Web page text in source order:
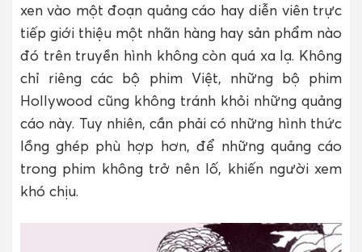
xen vào một đoạn quảng cáo hay diễn viên trực
tiếp giới thiệu một nhãn hàng hay sản phẩm nào
đó trên truyền hình không còn quá xa lạ. Không
chỉ riêng các bộ phim Việt, những bộ phim
Hollywood cũng không tránh khỏi những quảng
cáo này. Tuy nhiên, cần phải có những hình thức
lồng ghép phù hợp hơn, để những quảng cáo
trong phim không trở nên lố, khiến người xem
khó chịu.